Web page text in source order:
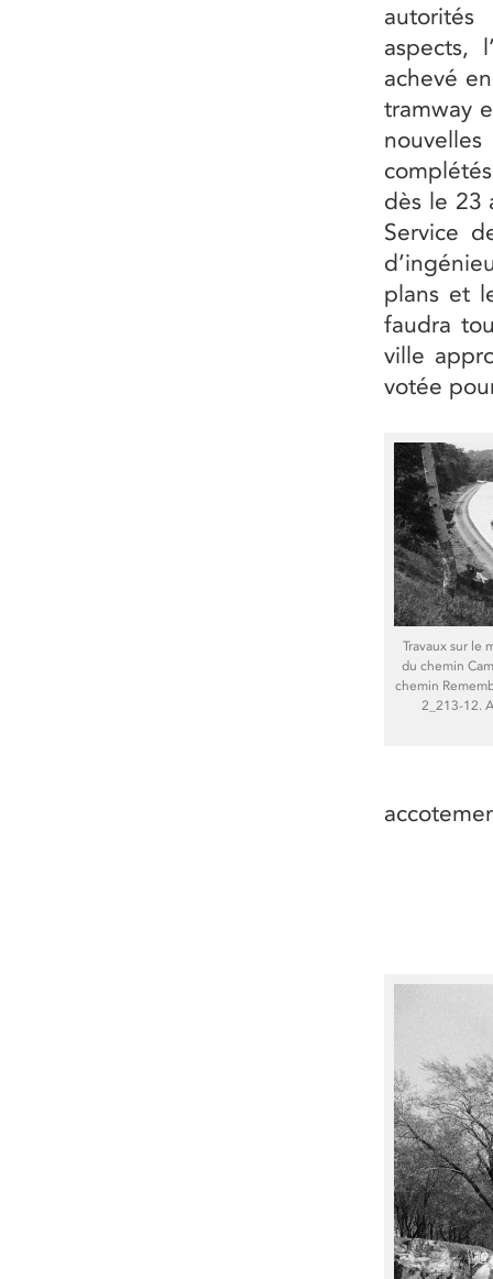
aspects,
achevé
tramway
dès le 23
Service
plans et
faudra
ville
votée
Travaux sur le
du chemin
chemin
2_213-12.